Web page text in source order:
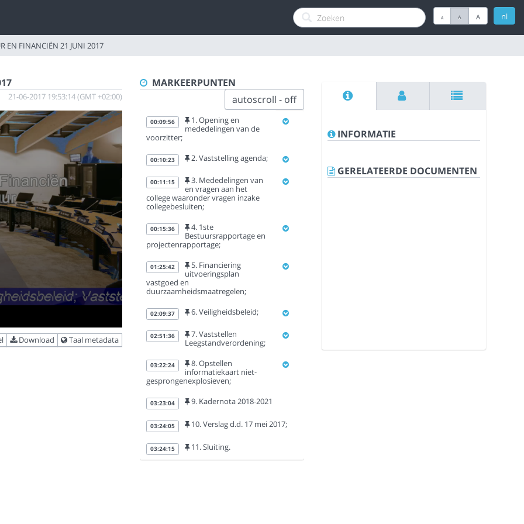
nl
A A A
EN FINANCIËN 21 JUNI 2017
21-06-2017 19:53:14 (GMT +02:00)
Download Taal metadata
MARKEERPUNTEN
autoscroll - off
00:09:56
1. Opening en
mededelingen van de
voorzitter;
00:10:23 2. Vaststelling agenda;
00:11:15
3. Mededelingen van
en vragen aan het
college waaronder vragen inzake
collegebesluiten;
00:15:36
4. 1ste
Bestuursrapportage en
projectenrapportage;
01:25:42
5. Financiering
uitvoeringsplan
vastgoed en
duurzaamheidsmaatregelen;
02:09:37 6. Veiligheidsbeleid;
02:51:36
7. Vaststellen
Leegstandverordening;
03:22:24
8. Opstellen
informatiekaart niet-
gesprongenexplosieven;
03:23:04 9. Kadernota 2018-2021
03:24:05 10. Verslag d.d. 17 mei 2017;
03:24:15 11. Sluiting.
INFORMATIE
GERELATEERDE DOCUMENTEN